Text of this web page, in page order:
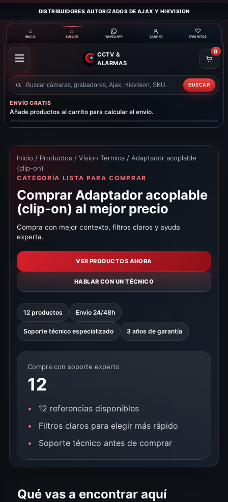
DISTRIBUIDORES AUTORIZADOS DE AJAX Y HIKVISION
⌂
INICIO
⌕
BUSCAR WHATSAPP CUENTA
♡
FAVORITOS
ABRIR
MENÚ
CCTV &
ALARMAS
Buscar
productos
BUSCAR
0
ENVÍO GRATIS
Añade productos al carrito para calcular el envío.
Inicio / Productos / Vision Termica / Adaptador acoplable
(clip-on)
CATEGORÍA LISTA PARA COMPRAR
Comprar Adaptador acoplable
(clip-on) al mejor precio
Compra con mejor contexto, filtros claros y ayuda
experta.
VER PRODUCTOS AHORA
HABLAR CON UN TÉCNICO
12 productos Envío 24/48h
Soporte técnico especializado 3 años de garantía
Compra con soporte experto
12
12 referencias disponibles
Filtros claros para elegir más rápido
Soporte técnico antes de comprar
Qué vas a encontrar aquí